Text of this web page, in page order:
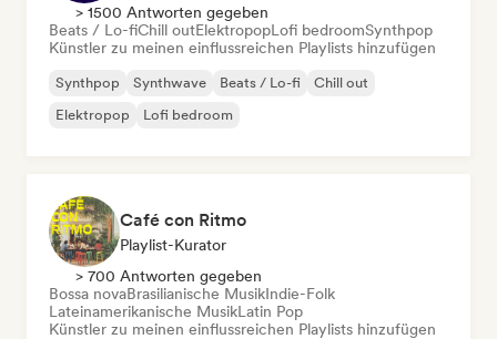
> 1500 Antworten gegeben
Beats / Lo-fiChill outElektropopLofi bedroomSynthpop
Künstler zu meinen einflussreichen Playlists hinzufügen
Synthpop Synthwave Beats / Lo-fi
Chill out
Elektropop
Lofi bedroom
Café con Ritmo
Playlist-Kurator
> 700 Antworten gegeben
Bossa novaBrasilianische MusikIndie-Folk
Lateinamerikanische MusikLatin Pop
Künstler zu meinen einflussreichen Playlists hinzufügen